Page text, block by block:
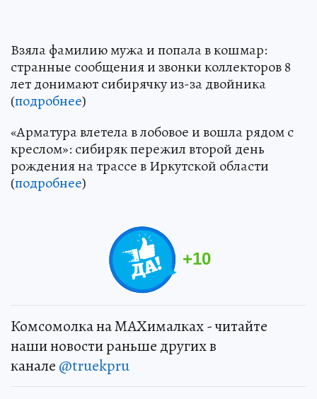
Взяла фамилию мужа и попала в кошмар:
странные сообщения и звонки коллекторов 8
лет донимают сибирячку из-за двойника
(подробнее)
«Арматура влетела в лобовое и вошла рядом с
креслом»: сибиряк пережил второй день
рождения на трассе в Иркутской области
(подробнее)
+10
Комсомолка на MAXималках - читайте
наши новости раньше других в
канале @truekpru